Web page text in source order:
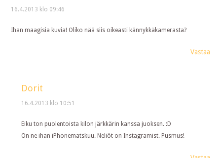
16.4.2013 klo 09:46
Ihan maagisia kuvia! Oliko nää siis oikeasti kännykkäkamerasta?
Vastaa
Dorit
16.4.2013 klo 10:51
Eiku ton puolentoista kilon järkkärin kanssa juoksen. :D
On ne ihan iPhonematskuu. Neliöt on Instagramist. Pusmus!